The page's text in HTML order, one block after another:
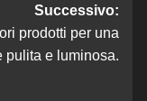
Successivo:
prodotti per una
pulita e luminosa.